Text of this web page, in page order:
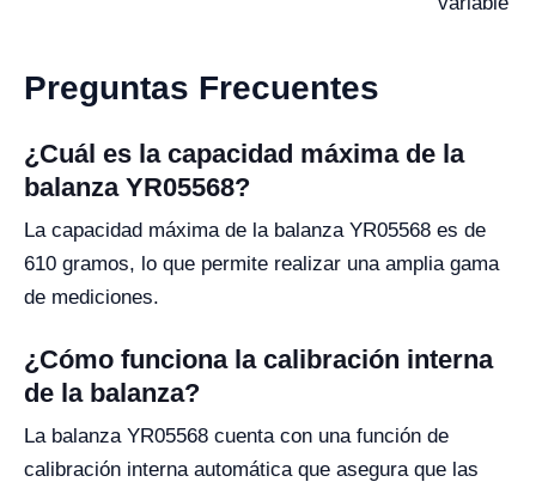
Preguntas Frecuentes
¿Cuál es la capacidad máxima de la
balanza YR05568?
La capacidad máxima de la balanza YR05568 es de
610 gramos, lo que permite realizar una amplia gama
de mediciones.
¿Cómo funciona la calibración interna
de la balanza?
La balanza YR05568 cuenta con una función de
calibración interna automática que asegura que las